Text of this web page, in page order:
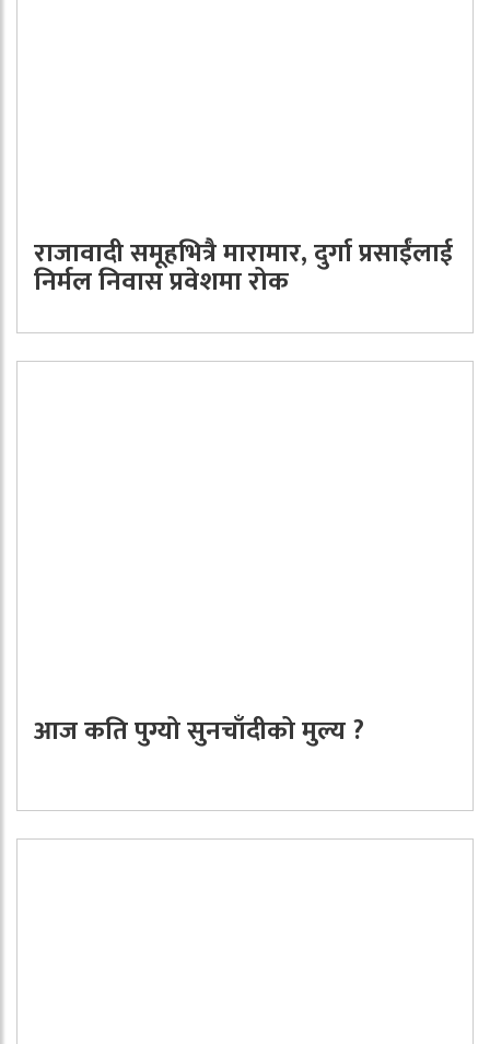
राजावादी समूहभित्रै मारामार, दुर्गा प्रसाईंलाई
निर्मल निवास प्रवेशमा रोक
आज कति पुग्यो सुनचाँदीको मुल्य ?